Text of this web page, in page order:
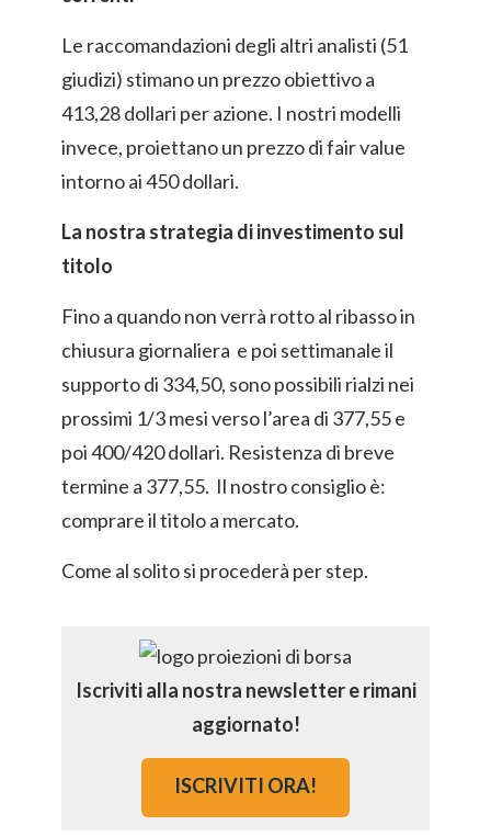
Le raccomandazioni degli altri analisti (51
giudizi) stimano un prezzo obiettivo a
413,28 dollari per azione. I nostri modelli
invece, proiettano un prezzo di fair value
intorno ai 450 dollari.
La nostra strategia di investimento sul
titolo
Fino a quando non verrà rotto al ribasso in
chiusura giornaliera e poi settimanale il
supporto di 334,50, sono possibili rialzi nei
prossimi 1/3 mesi verso l’area di 377,55 e
poi 400/420 dollari. Resistenza di breve
termine a 377,55. Il nostro consiglio è:
comprare il titolo a mercato.
Come al solito si procederà per step.
Iscriviti alla nostra newsletter e rimani
aggiornato!
ISCRIVITI ORA!